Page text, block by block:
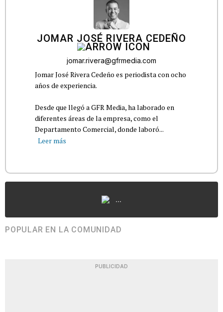
JOMAR JOSÉ RIVERA CEDEÑO
jomar.rivera@gfrmedia.com
Jomar José Rivera Cedeño es periodista con ocho
años de experiencia.
Desde que llegó a GFR Media, ha laborado en
diferentes áreas de la empresa, como el
Departamento Comercial, donde laboró...
Leer más
...
POPULAR EN LA COMUNIDAD
PUBLICIDAD